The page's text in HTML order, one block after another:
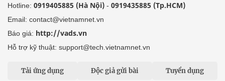
Hotline: 0919405885 (Hà Nội) - 0919435885 (Tp.HCM)
Email: contact@vietnamnet.vn
Báo giá: http://vads.vn
Hỗ trợ kỹ thuật: support@tech.vietnamnet.vn
Tải ứng dụng Độc giả gửi bài Tuyển dụng